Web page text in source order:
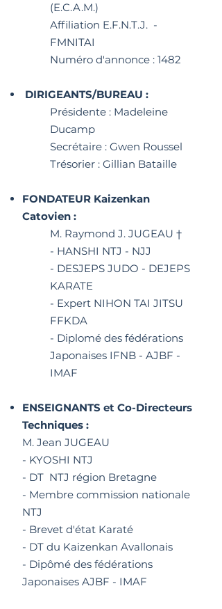
(E.C.A.M.)
Affiliation E.F.N.T.J. -
FMNITAI
Numéro d'annonce : 1482
DIRIGEANTS/BUREAU :
Présidente : Madeleine
Ducamp
Secrétaire : Gwen Roussel
Trésorier : Gillian Bataille
FONDATEUR Kaizenkan
Catovien :
M. Raymond J. JUGEAU †
- HANSHI NTJ - NJJ
- DESJEPS JUDO - DEJEPS
KARATE
- Expert NIHON TAI JITSU
FFKDA
- Diplomé des fédérations
Japonaises IFNB - AJBF -
IMAF
ENSEIGNANTS et Co-Directeurs
Techniques :
M. Jean JUGEAU
- KYOSHI NTJ
- DT NTJ région Bretagne
- Membre commission nationale
NTJ
- Brevet d'état Karaté
- DT du Kaizenkan Avallonais
- Dipômé des fédérations
Japonaises AJBF - IMAF